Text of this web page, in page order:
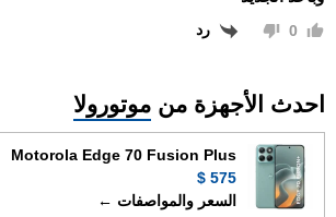
0 رد
احدث الأجهزة من موتورولا
Motorola Edge 70 Fusion Plus
575 $
السعر والمواصفات ←